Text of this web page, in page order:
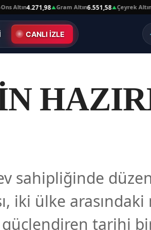
4.271,98▲Gram Altın6.551,58▲Çeyrek Altın
CANLI İZLE
sahipliğinde
iki ülke
tarihi